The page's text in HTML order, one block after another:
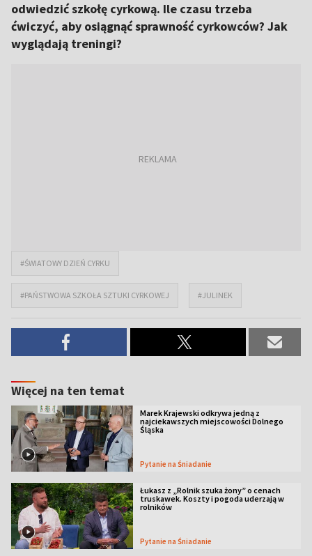
odwiedzić szkołę cyrkową. Ile czasu trzeba
ćwiczyć, aby osiągnąć sprawność cyrkowców? Jak
wyglądają treningi?
#ŚWIATOWY DZIEŃ CYRKU
#PAŃSTWOWA SZKOŁA SZTUKI CYRKOWEJ #JULINEK
Więcej na ten temat
Marek Krajewski odkrywa jedną z
najciekawszych miejscowości Dolnego
Śląska
Pytanie na Śniadanie
Łukasz z „Rolnik szuka żony” o cenach
truskawek. Koszty i pogoda uderzają w
rolników
Pytanie na Śniadanie